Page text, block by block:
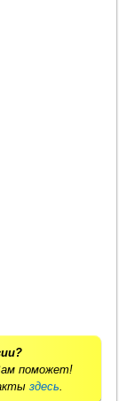
поможет!
здесь